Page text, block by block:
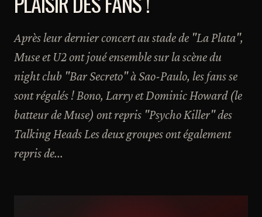
Après leur dernier concert au stade de "La Plata",
Muse et U2 ont joué ensemble sur la scène du
night club "Bar Secreto" à Sao-Paulo, les fans se
sont régalés ! Bono, Larry et Dominic Howard (le
batteur de Muse) ont repris "Psycho Killer" des
Talking Heads Les deux groupes ont également
repris de...